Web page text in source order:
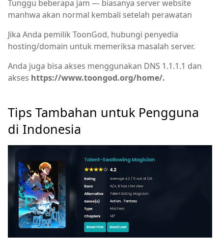
Tunggu beberapa jam — biasanya server website
manhwa akan normal kembali setelah perawatan
Jika Anda pemilik ToonGod, hubungi penyedia
hosting/domain untuk memeriksa masalah server.
Anda juga bisa akses menggunakan DNS 1.1.1.1 dan
akses https://www.toongod.org/home/.
Tips Tambahan untuk Pengguna
di Indonesia